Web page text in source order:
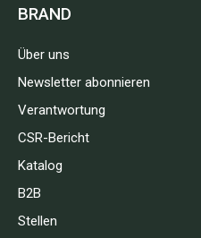
BRAND
Über uns
Newsletter abonnieren
Verantwortung
CSR-Bericht
Katalog
B2B
Stellen